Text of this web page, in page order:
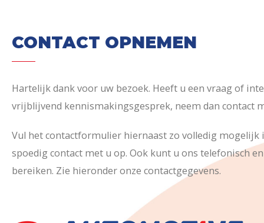
CONTACT OPNEMEN
Hartelijk dank voor uw bezoek. Heeft u een vraag of
vrijblijvend kennismakingsgesprek, neem dan contact
Vul het contactformulier hiernaast zo volledig mogelijk
spoedig contact met u op. Ook kunt u ons telefonisch
bereiken. Zie hieronder onze contactgegevens.